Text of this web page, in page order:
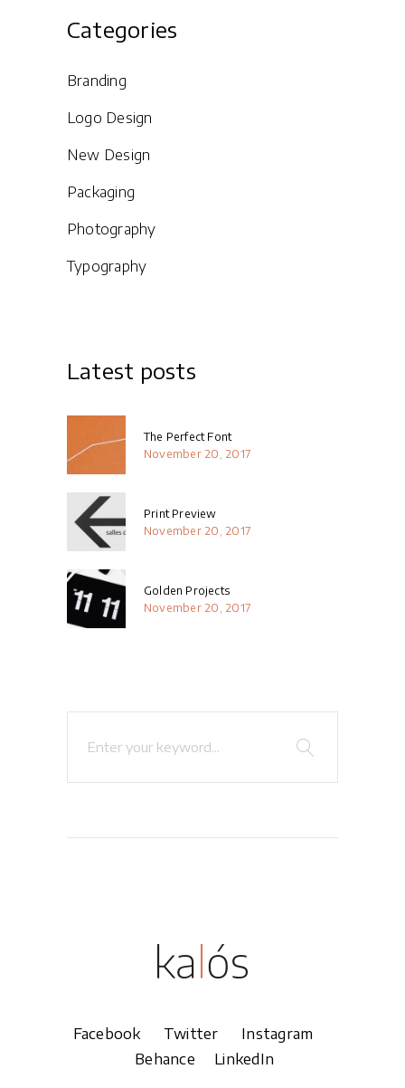
Categories
Branding
Logo Design
New Design
Packaging
Photography
Typography
Latest posts
The Perfect Font
November 20, 2017
Print Preview
November 20, 2017
Golden Projects
November 20, 2017
for:
Facebook Twitter Instagram
Behance
LinkedIn